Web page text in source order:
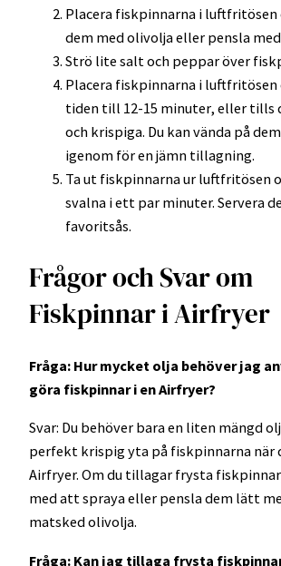
Placera fiskpinnarna i luftfritösen
dem med olivolja eller pensla
Strö lite salt och peppar över
Placera fiskpinnarna i luftfritösen
tiden till 12-15 minuter, eller tills
och krispiga. Du kan vända på
igenom för en jämn tillagning.
Ta ut fiskpinnarna ur luftfritösen
svalna i ett par minuter. Servera
favoritsås.
Frågor och Svar om
Fiskpinnar i Airfryer
Fråga: Hur mycket olja behöver jag
göra fiskpinnar i en Airfryer?
Svar: Du behöver bara en liten mängd
perfekt krispig yta på fiskpinnarna när
Airfryer. Om du tillagar frysta
med att spraya eller pensla dem lätt
matsked olivolja.
Fråga: Kan jag tillaga frysta